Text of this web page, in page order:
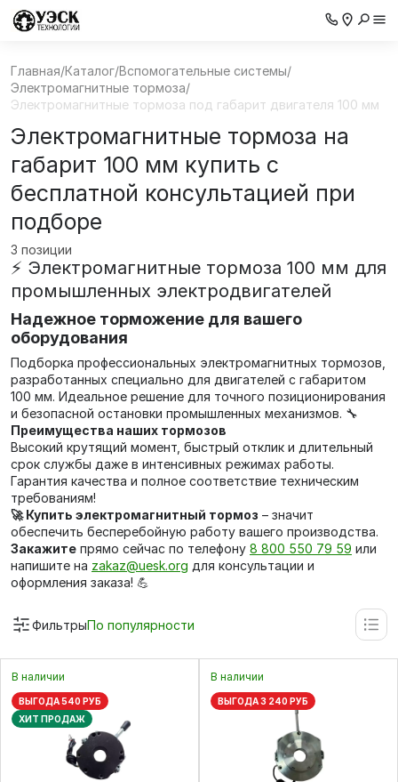
Главная/Каталог/Вспомогательные системы/
Электромагнитные тормоза/
Электромагнитные тормоза под габарит двигателя 100 мм
Электромагнитные тормоза на
габарит 100 мм купить с
бесплатной консультацией при
подборе
3 позиции
⚡ Электромагнитные тормоза 100 мм для
промышленных электродвигателей
Надежное торможение для вашего
оборудования
Подборка профессиональных электромагнитных тормозов,
разработанных специально для двигателей с габаритом
100 мм. Идеальное решение для точного позиционирования
и безопасной остановки промышленных механизмов. 🔧
Преимущества наших тормозов
Высокий крутящий момент, быстрый отклик и длительный
срок службы даже в интенсивных режимах работы.
Гарантия качества и полное соответствие техническим
требованиям!
🚀 Купить электромагнитный тормоз – значит
обеспечить бесперебойную работу вашего производства.
Закажите прямо сейчас по телефону 8 800 550 79 59 или
напишите на zakaz@uesk.org для консультации и
оформления заказа! 💪
ФильтрыПо популярности
В наличии
ВЫГОДА 540 РУБ
ХИТ ПРОДАЖ
В наличии
ВЫГОДА 3 240 РУБ